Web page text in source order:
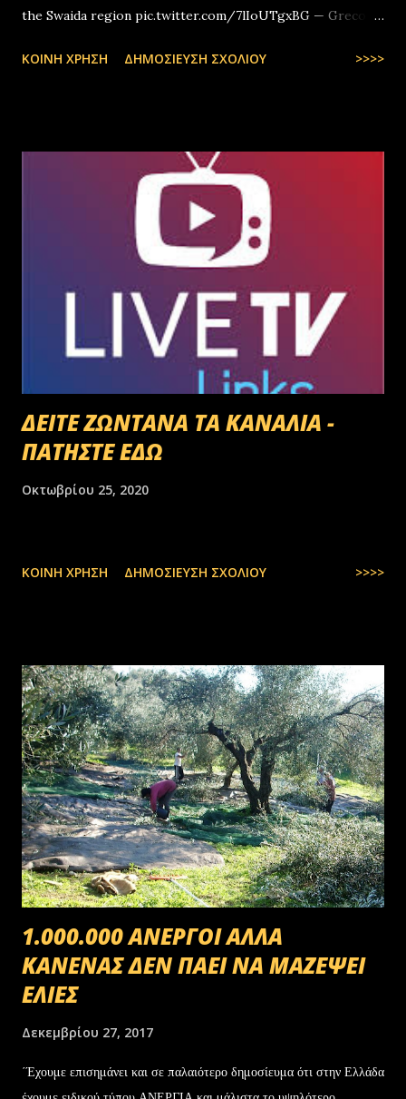
the Swaida region pic.twitter.com/7lIoUTgxBG — Greco-
ΚΟΙΝΉ ΧΡΉΣΗ ΔΗΜΟΣΊΕΥΣΗ ΣΧΟΛΊΟΥ >>>>
ΔΕΙΤΕ ΖΩΝΤΑΝΑ ΤΑ ΚΑΝΑΛΙΑ -
ΠΑΤΗΣΤΕ ΕΔΩ
Οκτωβρίου 25, 2020
ΚΟΙΝΉ ΧΡΉΣΗ ΔΗΜΟΣΊΕΥΣΗ ΣΧΟΛΊΟΥ >>>>
1.000.000 ΑΝΕΡΓΟΙ ΑΛΛΑ
ΚΑΝΕΝΑΣ ΔΕΝ ΠΑΕΙ ΝΑ ΜΑΖΕΨΕΙ
ΕΛΙΕΣ
Δεκεμβρίου 27, 2017
΄Έχουμε επισημάνει και σε παλαιότερο δημοσίευμα ότι στην Ελλάδα